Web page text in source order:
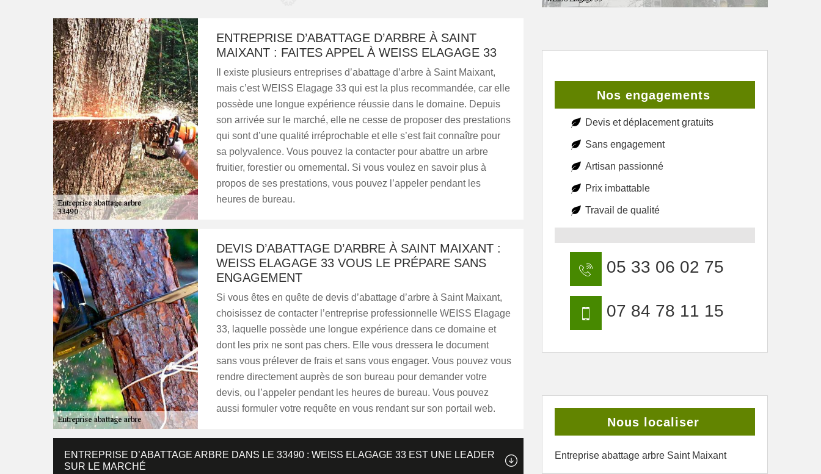
ENTREPRISE D’ABATTAGE D’ARBRE À SAINT
MAIXANT : FAITES APPEL À WEISS ELAGAGE 33
Il existe plusieurs entreprises d’abattage d’arbre à Saint Maixant,
mais c’est WEISS Elagage 33 qui est la plus recommandée, car elle
possède une longue expérience réussie dans le domaine. Depuis
son arrivée sur le marché, elle ne cesse de proposer des prestations
qui sont d’une qualité irréprochable et elle s’est fait connaître pour
sa polyvalence. Vous pouvez la contacter pour abattre un arbre
fruitier, forestier ou ornemental. Si vous voulez en savoir plus à
propos de ses prestations, vous pouvez l’appeler pendant les
heures de bureau.
DEVIS D’ABATTAGE D’ARBRE À SAINT MAIXANT :
WEISS ELAGAGE 33 VOUS LE PRÉPARE SANS
ENGAGEMENT
Si vous êtes en quête de devis d’abattage d’arbre à Saint Maixant,
choisissez de contacter l’entreprise professionnelle WEISS Elagage
33, laquelle possède une longue expérience dans ce domaine et
dont les prix ne sont pas chers. Elle vous dressera le document
sans vous prélever de frais et sans vous engager. Vous pouvez vous
rendre directement auprès de son bureau pour demander votre
devis, ou l’appeler pendant les heures de bureau. Vous pouvez
aussi formuler votre requête en vous rendant sur son portail web.
ENTREPRISE D’ABATTAGE ARBRE DANS LE 33490 : WEISS ELAGAGE 33 EST UNE LEADER
SUR LE MARCHÉ
Nos engagements
Devis et déplacement gratuits
Sans engagement
Artisan passionné
Prix imbattable
Travail de qualité
05 33 06 02 75
07 84 78 11 15
Nous localiser
Entreprise abattage arbre Saint Maixant